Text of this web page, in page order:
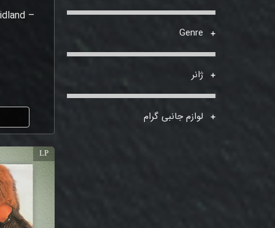
Genre
ژانر
لوازم جانبی گرام
–
LP